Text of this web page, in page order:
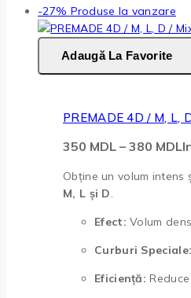
-27% Produse la vanzare
Adaugă La Favorite
PREMADE 4D / M, L,
350 MDL – 380 MDL
Obține un volum
M, L și D.
Efect: Volum
Curburi Speciale:
Eficiență: